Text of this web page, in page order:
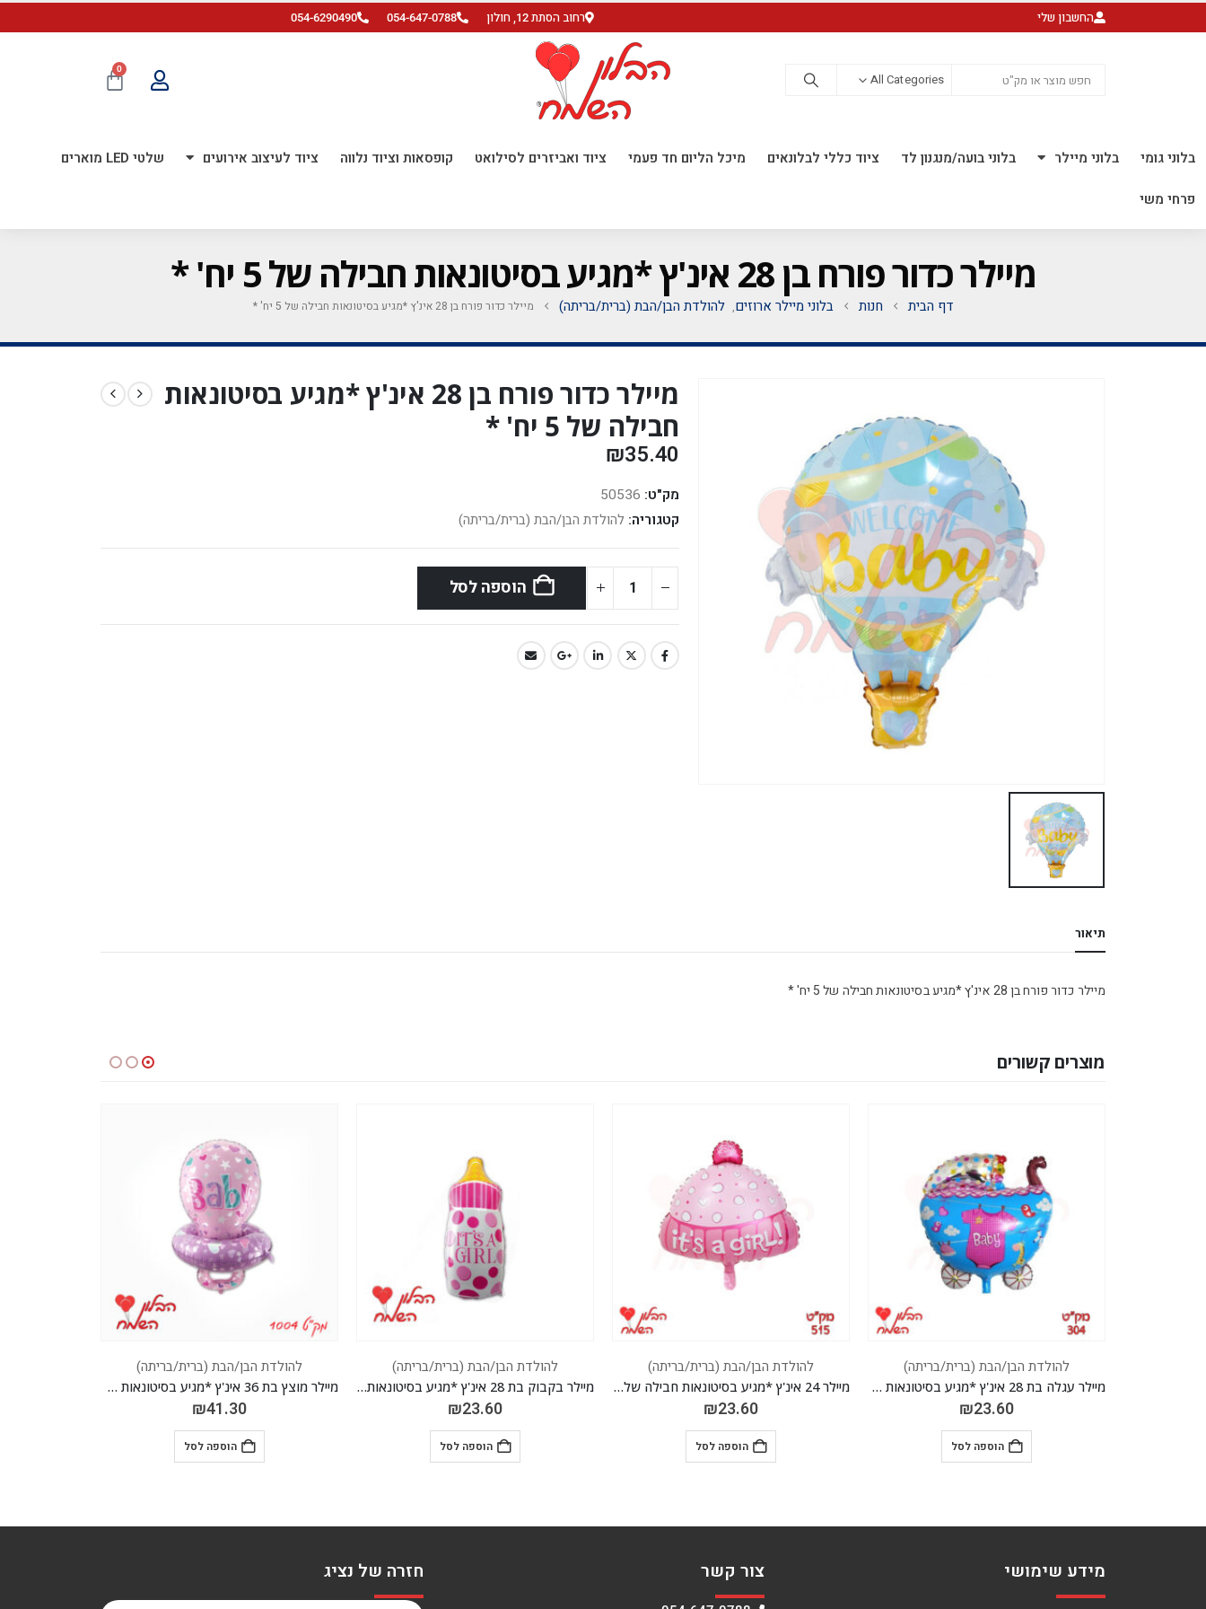
החשבון שלי רחוב הסתת 12, חולון 054-647-0788
054-6290490
All Categories
0
בלוני גומי בלוני מיילר בלוני בועה/מנגנון לד ציוד כללי לבלונאים מיכל הליום חד פעמי ציוד ואביזרים לסילואט קופסאות וציוד נלווה ציוד לעיצוב אירועים שלטי LED מוארים
פרחי משי
מיילר כדור פורח בן 28 אינ'ץ *מגיע בסיטונאות חבילה של 5 יח' *
דף הבית חנות בלוני מיילר ארוזים, להולדת הבן/הבת (ברית/בריתה) מיילר כדור פורח בן 28 אינ'ץ *מגיע בסיטונאות חבילה של 5 יח' *
מיילר כדור פורח בן 28 אינ'ץ *מגיע בסיטונאות
חבילה של 5 יח' *
₪35.40
מק"ט: 50536
קטגוריה: להולדת הבן/הבת (ברית/בריתה)
הוספה לסל
תיאור
מיילר כדור פורח בן 28 אינ'ץ *מגיע בסיטונאות חבילה של 5 יח' *
מוצרים קשורים
להולדת הבן/הבת (ברית/בריתה)
מיילר 24 אינ'ץ *מגיע בסיטונאות חבילה של 5 יח' *
₪23.60
הוספה לסל
להולדת הבן/הבת (ברית/בריתה)
מיילר בקבוק בת 28 אינ'ץ *מגיע בסיטונאות חבילה של 5 יח' *
₪23.60
הוספה לסל
להולדת הבן/הבת (ברית/בריתה)
מיילר מוצץ בת 36 אינ'ץ *מגיע בסיטונאות חבילה של 5 יח' *
₪41.30
הוספה לסל
להולדת הבן/הבת (ברית/בריתה)
מיילר חולצה בת 32 אינ'ץ *מגיע בסיטונאות חבילה של 5 יח' *
₪23.60
הוספה לסל
מידע שימושי צור קשר חזרה של נציג